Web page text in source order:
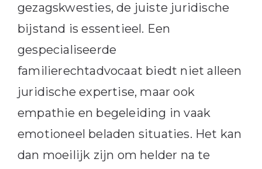
gezagskwesties, de juiste juridische
bijstand is essentieel. Een
gespecialiseerde
familierechtadvocaat biedt niet alleen
juridische expertise, maar ook
empathie en begeleiding in vaak
emotioneel beladen situaties. Het kan
dan moeilijk zijn om helder na te